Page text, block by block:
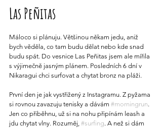
Las Peñitas
Máloco si plánuju. Většinou někam jedu, aniž
bych věděla, co tam budu dělat nebo kde snad
budu spát. Do vesnice Las Peñitas jsem ale mířila
s výjimečně jasným plánem. Posledních 6 dní v
Nikaragui chci surfovat a chytat bronz na pláži.
První den je jak vystřižený z Instagramu. Z pyžama
si rovnou zavazuju tenisky a dávám #morningrun.
Jen co přiběhnu, už si na nohu připínám leash a
jdu chytat vlny. Rozuměj, #surfing. A než si dám